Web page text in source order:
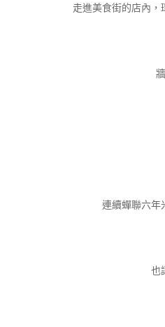
走進美食街的店內，
連續蟬聯六年
也